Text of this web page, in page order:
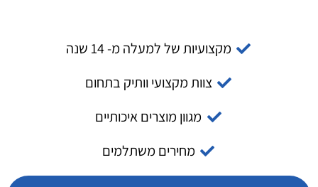
מקצועיות של למעלה מ- 14 שנה
צוות מקצועי וותיק בתחום
מגוון מוצרים איכותיים
מחירים משתלמים